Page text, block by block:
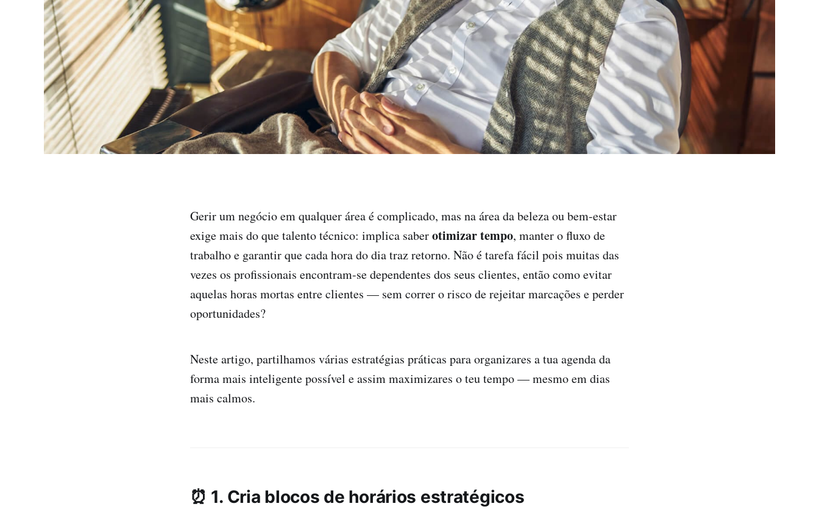
Gerir um negócio em qualquer área é complicado, mas na área da beleza ou bem-estar
exige mais do que talento técnico: implica saberotimizar tempo, manter o fluxo de
trabalho e garantir que cada hora do dia traz retorno. Não é tarefa fácil pois muitas das
vezes os profissionais encontram-se dependentes dos seus clientes, então como evitar
aquelas horas mortas entre clientes — sem correr o risco de rejeitar marcações e perder
oportunidades?
Neste artigo, partilhamos várias estratégias práticas para organizares a tua agenda da
forma mais inteligente possível e assim maximizares o teu tempo — mesmo em dias
mais calmos.
⏰ 1. Cria blocos de horários estratégicos